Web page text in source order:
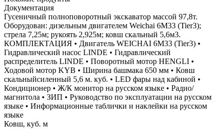
Документация
Гусеничный полноповоротный экскаватор массой 97,8т.
Оборудован: дизельным двигателем Weichai 6M33 (Tier3);
стрела 7,25м; рукоять 2,925м; ковш скальный 5,6м3.
КОМПЛЕКТАЦИЯ • Двигатель WEICHAI 6M33 (Tier3) •
Гидравлический насос LINDE • Гидравлический
распределитель LINDE • Поворотный мотор HENGLI •
Ходовой мотор KYB • Ширина башмака 650 мм • Ковш
скальныйсиленный 5,6 м. куб. • LED фары над кабиной •
Кондиционер • Ж/К монитор на русском языке • Радио/
магнитола • ЗИП • Руководство по эксплуатации на русском
языке • Информационные таблички и наклейки на русском
языке
Ковш, куб. м